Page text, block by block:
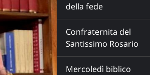
della fede
Confraternita del
Santissimo Rosario
Mercoledì biblico